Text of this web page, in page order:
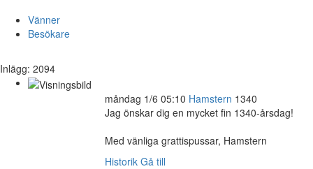
Vänner
Besökare
Inlägg: 2094
måndag 1/6 05:10 Hamstern 1340
Jag önskar dig en mycket fin 1340-årsdag!
Med vänliga grattispussar, Hamstern
Historik Gå till